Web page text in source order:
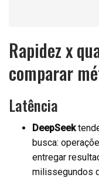
Rapidez x
comparar
Latência
DeepSeek
busca:
entregar
milissegundos